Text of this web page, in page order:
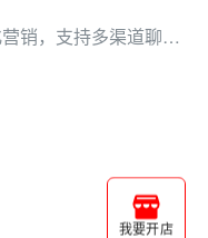
Salesmartly 提供智能客服和自动化营销，支持多渠道聊天，帮助解决丢单、弃单问题，快速提升销售额。
我要开店